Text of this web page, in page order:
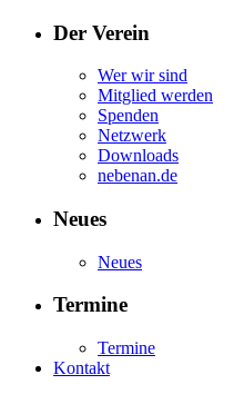
Der Verein
Wer wir sind
Mitglied werden
Spenden
Netzwerk
Downloads
nebenan.de
Neues
Neues
Termine
Termine
Kontakt